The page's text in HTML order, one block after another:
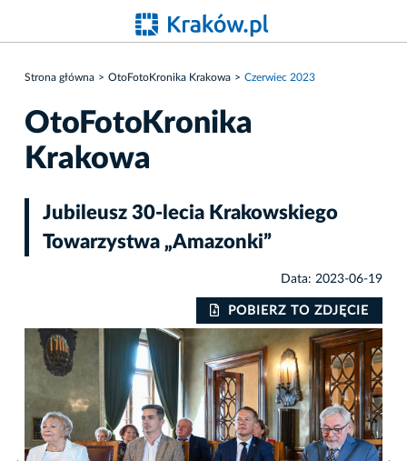
Strona główna OtoFotoKronika Krakowa Czerwiec 2023
OtoFotoKronika
Krakowa
Jubileusz 30-lecia Krakowskiego
Towarzystwa „Amazonki”
Data: 2023-06-19
POBIERZ TO ZDJĘCIE